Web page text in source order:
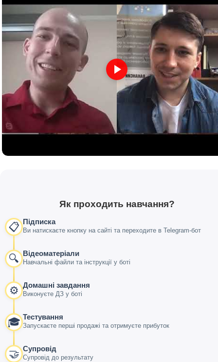
Як проходить навчання?
📋 Підписка
Ви натискаєте кнопку на сайті та переходите в Telegram-бот
🔍 Відеоматеріали
Навчальні файли та інструкції у боті
⚙️ Домашні завдання
Виконуєте ДЗ у боті
🎓 Тестування
Запускаєте перші продажі та отримуєте прибуток
🤝 Супровід
Супровід до результату